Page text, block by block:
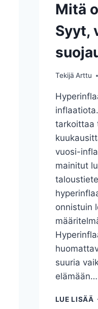
Mitä
Syyt,
Tekijä Arttu
tarkoittaa
vuosi-
mainitut
onnistuin
suuria
LUE LISÄÄ